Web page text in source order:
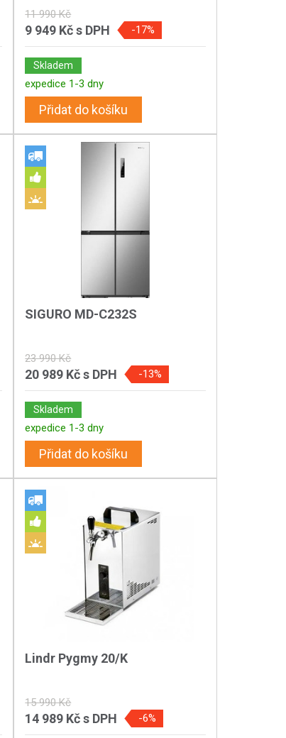
11 990 Kč
9 949 Kčs DPH -17%
Skladem
expedice 1-3 dny
Přidat do košíku
SIGURO MD-C232S
23 990 Kč
20 989 Kčs DPH -13%
Skladem
expedice 1-3 dny
Přidat do košíku
Lindr Pygmy 20/K
15 990 Kč
14 989 Kčs DPH -6%